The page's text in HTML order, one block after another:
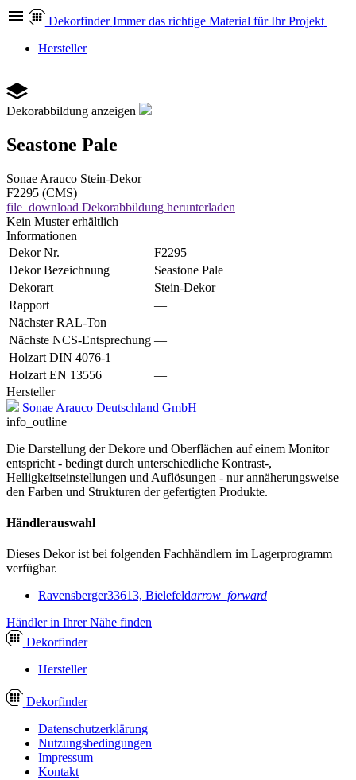
Dekorfinder Immer das richtige Material für Ihr Projekt
Hersteller
Dekorabbildung anzeigen
Seastone Pale
Sonae Arauco Stein-Dekor
F2295 (CMS)
file_download Dekorabbildung herunterladen
Kein Muster erhältlich
Informationen
Dekor Nr.
F2295
Dekor Bezeichnung
Seastone Pale
Dekorart
Stein-Dekor
Rapport
—
Nächster RAL-Ton
—
Nächste NCS-Entsprechung —
Holzart DIN 4076-1
—
Holzart EN 13556
—
Hersteller
Sonae Arauco Deutschland GmbH
info_outline
Die Darstellung der Dekore und Oberflächen auf einem Monitor
entspricht - bedingt durch unterschiedliche Kontrast-,
Helligkeitseinstellungen und Auflösungen - nur annäherungsweise
den Farben und Strukturen der gefertigten Produkte.
Händlerauswahl
Dieses Dekor ist bei folgenden Fachhändlern im Lagerprogramm
verfügbar.
Ravensberger33613, Bielefeldarrow_forward
Händler in Ihrer Nähe finden
Dekorfinder
Hersteller
Dekorfinder
Datenschutzerklärung
Nutzungsbedingungen
Impressum
Kontakt